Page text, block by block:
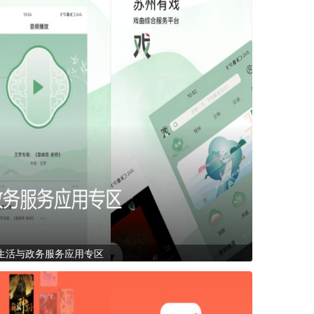
活与政务服务应用专区